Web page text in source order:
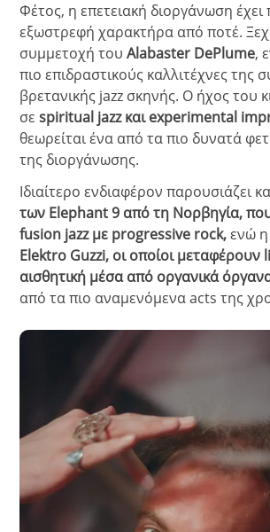
Φέτος, η επετειακή διοργάνωση έχει
εξωστρεφή χαρακτήρα από ποτέ.
συμμετοχή τουAlabaster DePlume,
πιο επιδραστικούς καλλιτέχνες της
βρετανικής jazz σκηνής. Ο ήχος του
σεspiritual jazz και experimental
θεωρείται ένα από τα πιο δυνατά
της διοργάνωσης.
Ιδιαίτερο ενδιαφέρον παρουσιάζει
των Elephant 9 από τη Νορβηγία,
fusion jazz με progressive rock,ενώ
Elektro Guzzi, οι οποίοι μεταφέρουν
αισθητική μέσα από οργανικά
από τα πιο αναμενόμενα acts της